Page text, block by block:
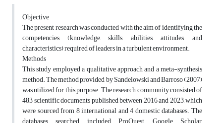
Objective
The present research was conducted with the aim of identifying the
competencies (knowledge, skills, abilities, attitudes, and
characteristics) required of leaders in a turbulent environment.
Methods
This study employed a qualitative approach and a meta-synthesis
method. The method provided by Sandelowski and Barroso (2007)
was utilized for this purpose. The research community consisted of
483 scientific documents published between 2016 and 2023, which
were sourced from 8 international and 4 domestic databases. The